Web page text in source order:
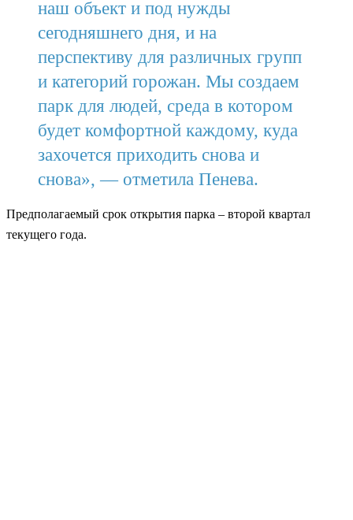
наш объект и под нужды
сегодняшнего дня, и на
перспективу для различных групп
и категорий горожан. Мы создаем
парк для людей, среда в котором
будет комфортной каждому, куда
захочется приходить снова и
снова», — отметила Пенева.
Предполагаемый срок открытия парка – второй квартал
текущего года.